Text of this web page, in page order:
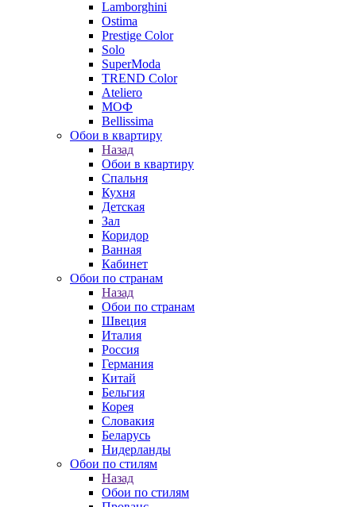
Lamborghini
Ostima
Prestige Color
Solo
SuperModa
TREND Color
Ateliero
МОФ
Bellissima
Обои в квартиру
Назад
Обои в квартиру
Спальня
Кухня
Детская
Зал
Коридор
Ванная
Кабинет
Обои по странам
Назад
Обои по странам
Швеция
Италия
Россия
Германия
Китай
Бельгия
Корея
Словакия
Беларусь
Нидерланды
Обои по стилям
Назад
Обои по стилям